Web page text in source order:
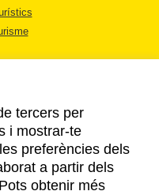
tercers per
i mostrar-te
preferències dels
a partir dels
obtenir més